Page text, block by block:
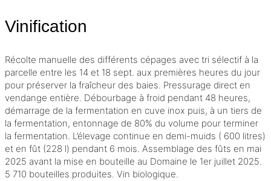
Vinification
Récolte manuelle des différents cépages avec tri sélectif à la
parcelle entre les 14 et 18 sept. aux premières heures du jour
pour préserver la fraîcheur des baies. Pressurage direct en
vendange entière. Débourbage à froid pendant 48 heures,
démarrage de la fermentation en cuve inox puis, à un tiers de
la fermentation, entonnage de 80% du volume pour terminer
la fermentation. L’élevage continue en demi-muids ( 600 litres)
et en fût (228 l) pendant 6 mois. Assemblage des fûts en mai
2025 avant la mise en bouteille au Domaine le 1er juillet 2025.
5 710 bouteilles produites. Vin biologique.